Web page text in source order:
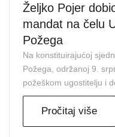
Željko Pojer
mandat na čelu
Požega
Na konstituirajućoj
Požega, održanoj 9.
požeškom ugostitelju i
Pročitaj više